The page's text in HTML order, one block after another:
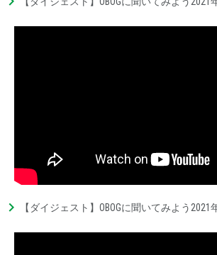
【ダイジェスト】OBOGに聞いてみよう2021